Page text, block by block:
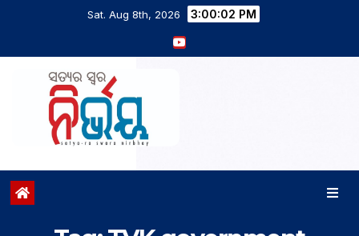
Sat. Aug 8th, 2026 3:00:03 PM